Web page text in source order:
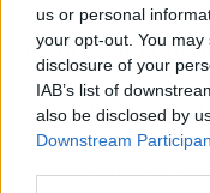
us or personal
your opt-out. You
disclosure of your
IAB’s list of
also be disclosed by
Downstream
"El objetivo
de la
rápido, disfrutar
luchado,
con el
un balance y...